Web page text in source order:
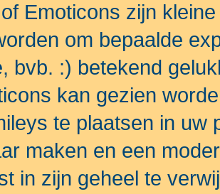
Emoticons zijn
om bepaalde
bvb. :) betekend
kan gezien
te plaatsen in uw
maken en een
in zijn geheel te